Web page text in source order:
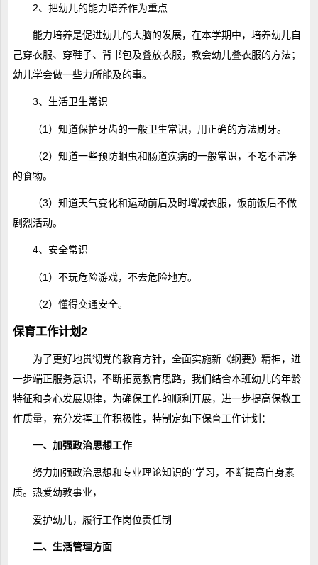
2、把幼儿的能力培养作为重点
能力培养是促进幼儿的大脑的发展，在本学期中，培养幼儿自
己穿衣服、穿鞋子、背书包及叠放衣服，教会幼儿叠衣服的方法；
幼儿学会做一些力所能及的事。
3、生活卫生常识
（1）知道保护牙齿的一般卫生常识，用正确的方法刷牙。
（2）知道一些预防蛔虫和肠道疾病的一般常识，不吃不洁净
的食物。
（3）知道天气变化和运动前后及时增减衣服，饭前饭后不做
剧烈活动。
4、安全常识
（1）不玩危险游戏，不去危险地方。
（2）懂得交通安全。
保育工作计划2
为了更好地贯彻党的教育方针，全面实施新《纲要》精神，进
一步端正服务意识，不断拓宽教育思路，我们结合本班幼儿的年龄
特征和身心发展规律，为确保工作的顺利开展，进一步提高保教工
作质量，充分发挥工作积极性，特制定如下保育工作计划：
一、加强政治思想工作
努力加强政治思想和专业理论知识的`学习，不断提高自身素
质。热爱幼教事业，
爱护幼儿，履行工作岗位责任制
二、生活管理方面